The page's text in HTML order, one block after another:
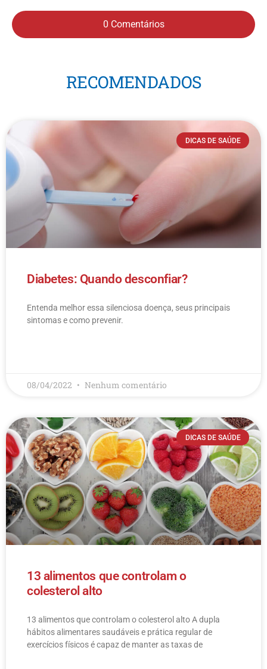
0 Comentários
RECOMENDADOS
DICAS DE SAÚDE
Diabetes: Quando desconfiar?
Entenda melhor essa silenciosa doença, seus principais
sintomas e como prevenir.
08/04/2022 Nenhum comentário
DICAS DE SAÚDE
13 alimentos que controlam o
colesterol alto
13 alimentos que controlam o colesterol alto​ A dupla
hábitos alimentares saudáveis e prática regular de
exercícios físicos é capaz de manter as taxas de